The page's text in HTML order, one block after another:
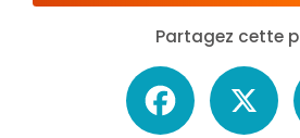
Partagez cette
Facebook